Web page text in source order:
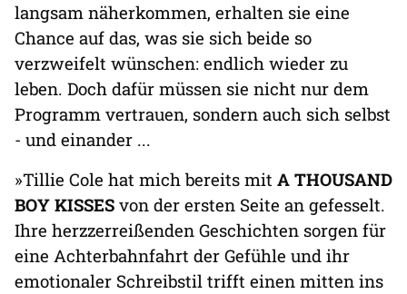
langsam näherkommen, erhalten sie eine
Chance auf das, was sie sich beide so
verzweifelt wünschen: endlich wieder zu
leben. Doch dafür müssen sie nicht nur dem
Programm vertrauen, sondern auch sich selbst
- und einander ...
»Tillie Cole hat mich bereits mit A THOUSAND
BOY KISSES von der ersten Seite an gefesselt.
Ihre herzzerreißenden Geschichten sorgen für
eine Achterbahnfahrt der Gefühle und ihr
emotionaler Schreibstil trifft einen mitten ins